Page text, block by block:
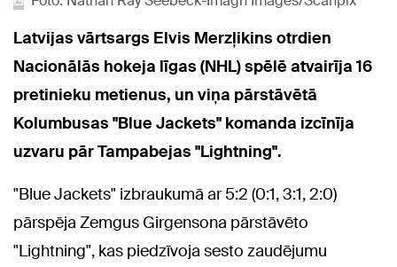
Latvijas vārtsargs Elvis Merzļikins otrdien
Nacionālās hokeja līgas (NHL) spēlē atvairīja 16
pretinieku metienus, un viņa pārstāvētā
Kolumbusas "Blue Jackets" komanda izcīnīja
uzvaru pār Tampabejas "Lightning".
"Blue Jackets" izbraukumā ar 5:2 (0:1, 3:1, 2:0)
pārspēja Zemgus Girgensona pārstāvēto
"Lightning", kas piedzīvoja sesto zaudējumu